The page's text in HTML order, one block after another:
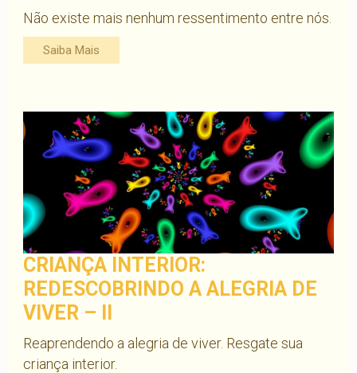
Não existe mais nenhum ressentimento entre nós.
Saiba Mais
CRIANÇA INTERIOR:
REDESCOBRINDO A ALEGRIA DE
VIVER – II
Reaprendendo a alegria de viver. Resgate sua
criança interior.